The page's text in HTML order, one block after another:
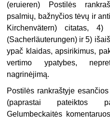
(eruieren) Postilės
psalmių, bažnyčios tėvų ir
Kirchenvätern) citatas,
(Sacherläuterungen) ir 5)
ypač klaidas, apsirikimus,
vertimo ypatybes,
nagrinėjimą.
Postilės rankraštyje
(paprastai pateiktos
Gelumbeckaitės